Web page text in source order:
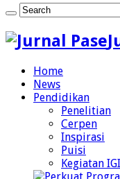
Home
News
Pendidikan
Penelitian
Cerpen
Inspirasi
Puisi
Kegiatan IGI